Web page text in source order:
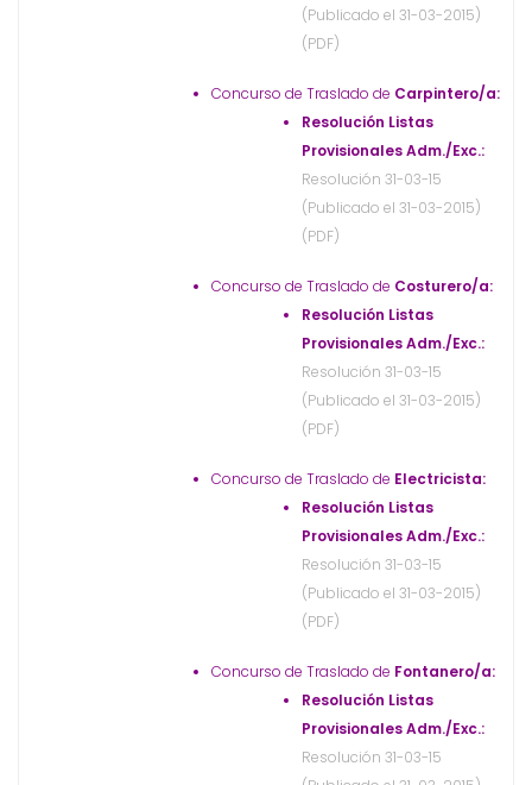
(Publicado el 31-03-2015)
(PDF)
Concurso de Traslado de Carpintero/a:
Resolución Listas
Provisionales Adm./Exc.:
Resolución 31-03-15
(Publicado el 31-03-2015)
(PDF)
Concurso de Traslado de Costurero/a:
Resolución Listas
Provisionales Adm./Exc.:
Resolución 31-03-15
(Publicado el 31-03-2015)
(PDF)
Concurso de Traslado de Electricista:
Resolución Listas
Provisionales Adm./Exc.:
Resolución 31-03-15
(Publicado el 31-03-2015)
(PDF)
Concurso de Traslado de Fontanero/a:
Resolución Listas
Provisionales Adm./Exc.:
Resolución 31-03-15